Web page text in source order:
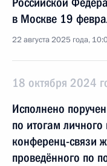
в Москве 19
22 августа 2025 года,
18 октября 2024
Исполнено
по итогам
конференц-связи
проведённого по